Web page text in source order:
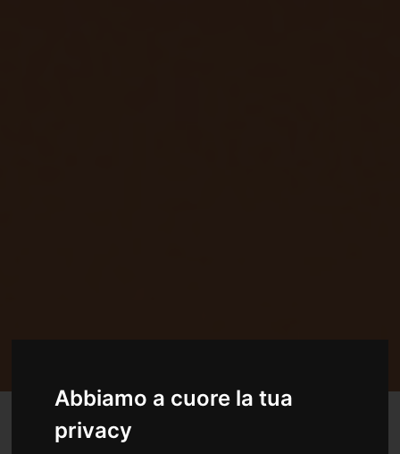
Abbiamo a cuore la tua
privacy
Fare Casa, costruisce case in legno secondo i